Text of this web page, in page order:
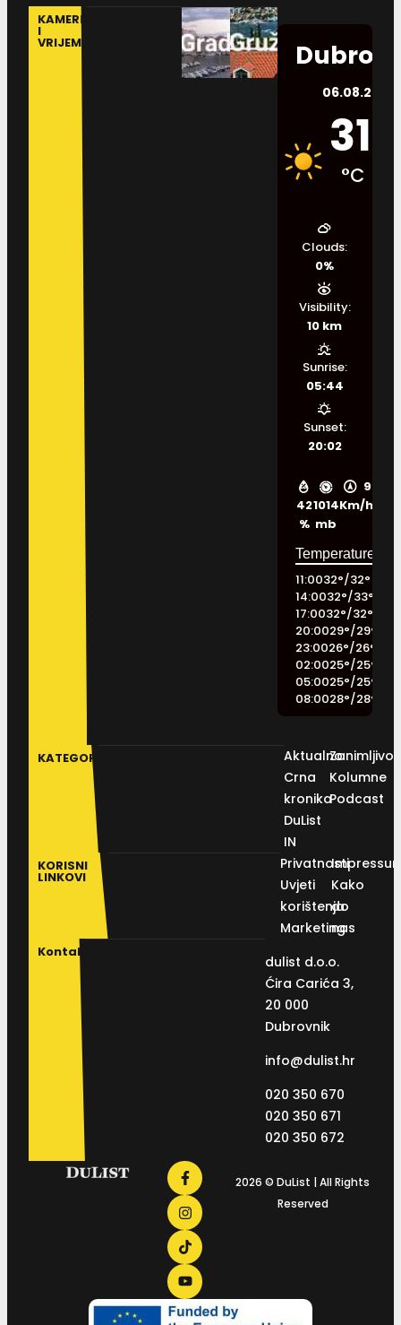
KAMERE
I
VRIJEME
06.08.2026.
31
°C
42
%
1014
mb
9
Km/h
Clouds:
0%
Visibility:
10 km
Sunrise:
05:44
Sunset:
20:02
11:0032°/32°
14:0032°/33°
17:0032°/32°
20:0029°/29°
23:0026°/26°
02:0025°/25°
05:0025°/25°
08:0028°/28°
KATEGORIJE
Aktualno
Crna
kronika
DuList
IN
Kolumne
Podcast
KORISNI
LINKOVI
Privatnosti
Uvjeti
korištenja
Marketing
Kako
do
nas
Kontakt
dulist d.o.o.
Ćira Carića 3,
20 000
Dubrovnik
info@dulist.hr
020 350 670
020 350 671
020 350 672
2026 © DuList | All Rights
Reserved